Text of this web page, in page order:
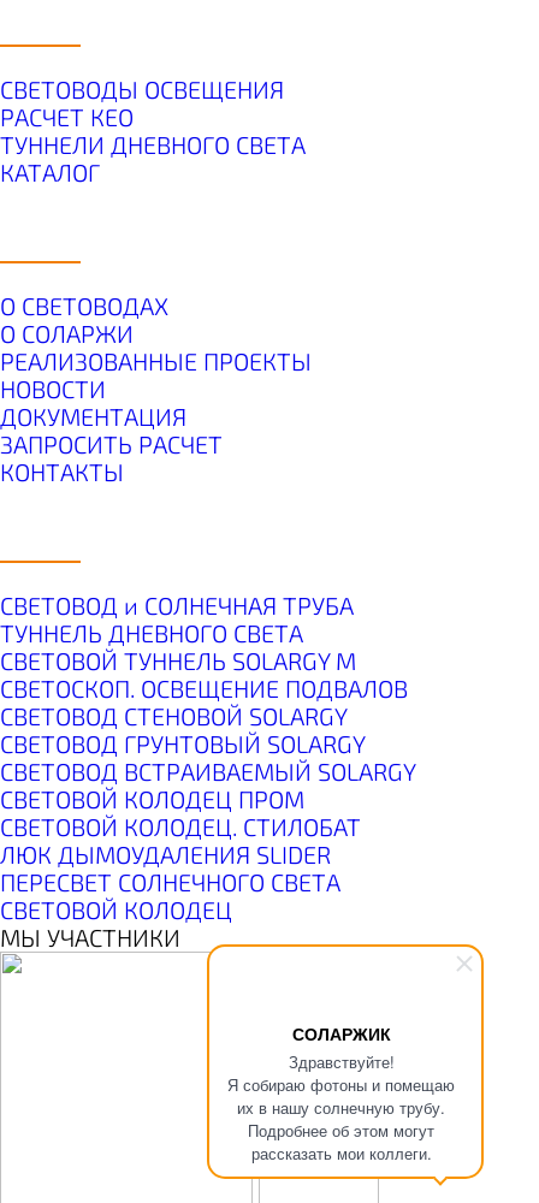
СОЛАРЖИК
Здравствуйте!
Я собираю фотоны и помещаю
их в нашу солнечную трубу.
Подробнее об этом могут
рассказать мои коллеги.
СВЕТОВОДЫ ОСВЕЩЕНИЯ
РАСЧЕТ КЕО
ТУННЕЛИ ДНЕВНОГО СВЕТА
КАТАЛОГ
О СВЕТОВОДАХ
О СОЛАРЖИ
РЕАЛИЗОВАННЫЕ ПРОЕКТЫ
НОВОСТИ
ДОКУМЕНТАЦИЯ
ЗАПРОСИТЬ РАСЧЕТ
КОНТАКТЫ
СВЕТОВОД и СОЛНЕЧНАЯ ТРУБА
ТУННЕЛЬ ДНЕВНОГО СВЕТА
СВЕТОВОЙ ТУННЕЛЬ SOLARGY М
СВЕТОСКОП. ОСВЕЩЕНИЕ ПОДВАЛОВ
СВЕТОВОД СТЕНОВОЙ SOLARGY
СВЕТОВОД ГРУНТОВЫЙ SOLARGY
СВЕТОВОД ВСТРАИВАЕМЫЙ SOLARGY
СВЕТОВОЙ КОЛОДЕЦ ПРОМ
СВЕТОВОЙ КОЛОДЕЦ. СТИЛОБАТ
ЛЮК ДЫМОУДАЛЕНИЯ SLIDER
ПЕРЕСВЕТ СОЛНЕЧНОГО СВЕТА
СВЕТОВОЙ КОЛОДЕЦ
МЫ УЧАСТНИКИ